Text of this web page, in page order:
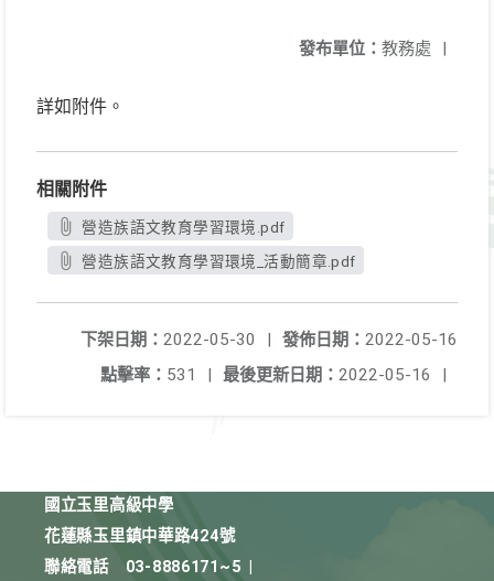
發布單位： 教務處 |
詳如附件。
相關附件
營造族語文教育學習環境.pdf
營造族語文教育學習環境_活動簡章.pdf
發佈日期： 2022-05-16
下架日期： 2022-05-30
|
最後更新日期： 2022-05-16 |
點擊率： 531 |
國立玉里高級中學
花蓮縣玉里鎮中華路424號
聯絡電話
03-8886171~5